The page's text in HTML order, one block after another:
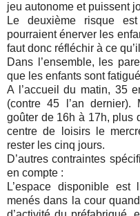
jeu autonome et puissent
Le deuxième risque
pourraient énerver les
faut donc réfléchir à ce
Dans l’ensemble, les
que les enfants sont
A l’accueil du matin, 35
(contre 45 l’an
goûter de 16h à 17h, plus
centre de loisirs le
rester les cinq jours.
D’autres contraintes
en compte :
L’espace disponible
menés dans la cour